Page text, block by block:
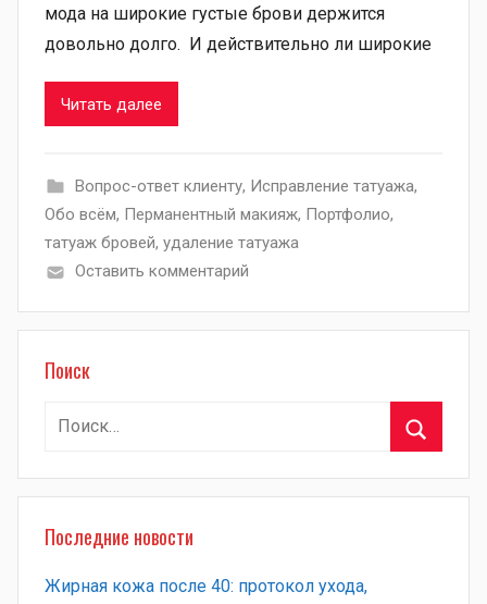
мода на широкие густые брови держится
довольно долго. И действительно ли широкие
Читать далее
Вопрос-ответ клиенту, Исправление татуажа,
Обо всём, Перманентный макияж, Портфолио,
татуаж бровей, удаление татуажа
Оставить комментарий
Поиск
Найти:
Последние новости
Жирная кожа после 40: протокол ухода,